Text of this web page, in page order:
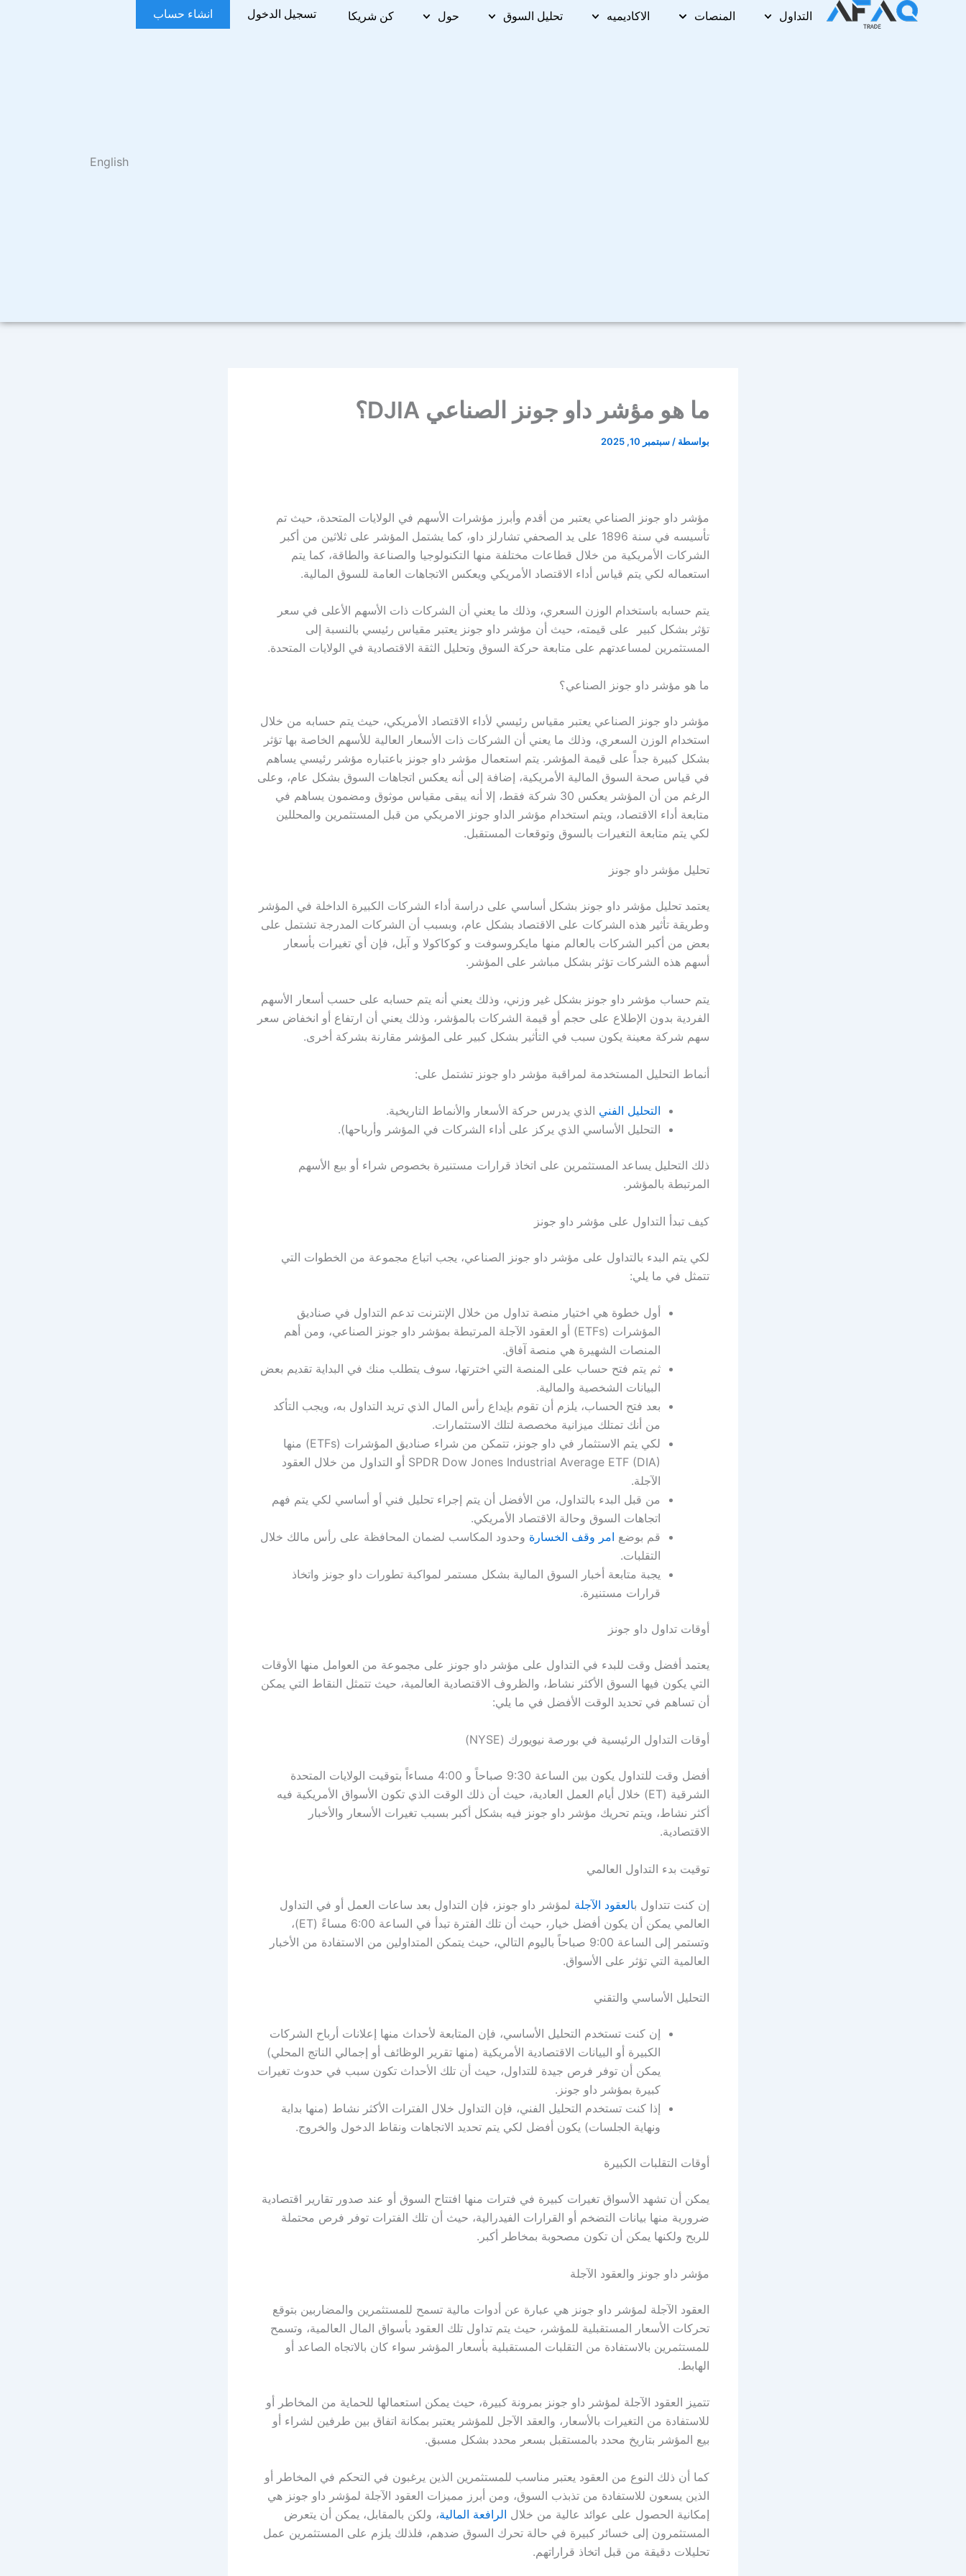
التداول المنصات الاكاديميه تحليل السوق حول كن شريكا تسجيل الدخول انشاء حساب
English
ما هو مؤشر داو جونز الصناعي DJIA؟
بواسطة / سبتمبر 10, 2025
مؤشر داو جونز الصناعي يعتبر من أقدم وأبرز مؤشرات الأسهم في الولايات المتحدة، حيث تم
تأسيسه في سنة 1896 على يد الصحفي تشارلز داو، كما يشتمل المؤشر على ثلاثين من أكبر
الشركات الأمريكية من خلال قطاعات مختلفة منها التكنولوجيا والصناعة والطاقة، كما يتم
استعماله لكي يتم قياس أداء الاقتصاد الأمريكي ويعكس الاتجاهات العامة للسوق المالية.
يتم حسابه باستخدام الوزن السعري، وذلك ما يعني أن الشركات ذات الأسهم الأعلى في سعر
تؤثر بشكل كبير على قيمته، حيث أن مؤشر داو جونز يعتبر مقياس رئيسي بالنسبة إلى
المستثمرين لمساعدتهم على متابعة حركة السوق وتحليل الثقة الاقتصادية في الولايات المتحدة.
ما هو مؤشر داو جونز الصناعي؟
مؤشر داو جونز الصناعي يعتبر مقياس رئيسي لأداء الاقتصاد الأمريكي، حيث يتم حسابه من خلال
استخدام الوزن السعري، وذلك ما يعني أن الشركات ذات الأسعار العالية للأسهم الخاصة بها تؤثر
بشكل كبيرة جداً على قيمة المؤشر. يتم استعمال مؤشر داو جونز باعتباره مؤشر رئيسي يساهم
في قياس صحة السوق المالية الأمريكية، إضافة إلى أنه يعكس اتجاهات السوق بشكل عام، وعلى
الرغم من أن المؤشر يعكس 30 شركة فقط، إلا أنه يبقى مقياس موثوق ومضمون يساهم في
متابعة أداء الاقتصاد، ويتم استخدام مؤشر الداو جونز الامريكي من قبل المستثمرين والمحللين
لكي يتم متابعة التغيرات بالسوق وتوقعات المستقبل.
تحليل مؤشر داو جونز
يعتمد تحليل مؤشر داو جونز بشكل أساسي على دراسة أداء الشركات الكبيرة الداخلة في المؤشر
وطريقة تأثير هذه الشركات على الاقتصاد بشكل عام، وبسبب أن الشركات المدرجة تشتمل على
بعض من أكبر الشركات بالعالم منها مايكروسوفت و كوكاكولا و آبل، فإن أي تغيرات بأسعار
أسهم هذه الشركات تؤثر بشكل مباشر على المؤشر.
يتم حساب مؤشر داو جونز بشكل غير وزني، وذلك يعني أنه يتم حسابه على حسب أسعار الأسهم
الفردية بدون الإطلاع على حجم أو قيمة الشركات بالمؤشر، وذلك يعني أن ارتفاع أو انخفاض سعر
سهم شركة معينة يكون سبب في التأثير بشكل كبير على المؤشر مقارنة بشركة أخرى.
أنماط التحليل المستخدمة لمراقبة مؤشر داو جونز تشتمل على:
التحليل الفني الذي يدرس حركة الأسعار والأنماط التاريخية.
التحليل الأساسي الذي يركز على أداء الشركات في المؤشر وأرباحها).
ذلك التحليل يساعد المستثمرين على اتخاذ قرارات مستنيرة بخصوص شراء أو بيع الأسهم
المرتبطة بالمؤشر.
كيف تبدأ التداول على مؤشر داو جونز
لكي يتم البدء بالتداول على مؤشر داو جونز الصناعي، يجب اتباع مجموعة من الخطوات التي
تتمثل في ما يلي:
أول خطوة هي اختيار منصة تداول من خلال الإنترنت تدعم التداول في صناديق
المؤشرات (ETFs) أو العقود الآجلة المرتبطة بمؤشر داو جونز الصناعي، ومن أهم
المنصات الشهيرة هي منصة آفاق.
ثم يتم فتح حساب على المنصة التي اخترتها، سوف يتطلب منك في البداية تقديم بعض
البيانات الشخصية والمالية.
بعد فتح الحساب، يلزم أن تقوم بإيداع رأس المال الذي تريد التداول به، ويجب التأكد
من أنك تمتلك ميزانية مخصصة لتلك الاستثمارات.
لكي يتم الاستثمار في داو جونز، تتمكن من شراء صناديق المؤشرات (ETFs) منها
SPDR Dow Jones Industrial Average ETF (DIA) أو التداول من خلال العقود
الآجلة.
من قبل البدء بالتداول، من الأفضل أن يتم إجراء تحليل فني أو أساسي لكي يتم فهم
اتجاهات السوق وحالة الاقتصاد الأمريكي.
قم بوضع امر وقف الخسارة وحدود المكاسب لضمان المحافظة على رأس مالك خلال
التقلبات.
يجبة متابعة أخبار السوق المالية بشكل مستمر لمواكبة تطورات داو جونز واتخاذ
قرارات مستنيرة.
أوقات تداول داو جونز
يعتمد أفضل وقت للبدء في التداول على مؤشر داو جونز على مجموعة من العوامل منها الأوقات
التي يكون فيها السوق الأكثر نشاط، والظروف الاقتصادية العالمية، حيث تتمثل النقاط التي يمكن
أن تساهم في تحديد الوقت الأفضل في ما يلي:
أوقات التداول الرئيسية في بورصة نيويورك (NYSE)
أفضل وقت للتداول يكون بين الساعة 9:30 صباحاً و 4:00 مساءاً بتوقيت الولايات المتحدة
الشرقية (ET) خلال أيام العمل العادية، حيث أن ذلك الوقت الذي تكون الأسواق الأمريكية فيه
أكثر نشاط، ويتم تحريك مؤشر داو جونز فيه بشكل أكبر بسبب تغيرات الأسعار والأخبار
الاقتصادية.
توقيت بدء التداول العالمي
إن كنت تتداول بالعقود الآجلة لمؤشر داو جونز، فإن التداول بعد ساعات العمل أو في التداول
العالمي يمكن أن يكون أفضل خيار، حيث أن تلك الفترة تبدأ في الساعة 6:00 مساءً (ET)،
وتستمر إلى الساعة 9:00 صباحاً باليوم التالي، حيث يتمكن المتداولين من الاستفادة من الأخبار
العالمية التي تؤثر على الأسواق.
التحليل الأساسي والتقني
إن كنت تستخدم التحليل الأساسي، فإن المتابعة لأحداث منها إعلانات أرباح الشركات
الكبيرة أو البيانات الاقتصادية الأمريكية (منها تقرير الوظائف أو إجمالي الناتج المحلي)
يمكن أن توفر فرص جيدة للتداول، حيث أن تلك الأحداث تكون سبب في حدوث تغيرات
كبيرة بمؤشر داو جونز.
إذا كنت تستخدم التحليل الفني، فإن التداول خلال الفترات الأكثر نشاط (منها بداية
ونهاية الجلسات) يكون أفضل لكي يتم تحديد الاتجاهات ونقاط الدخول والخروج.
أوقات التقلبات الكبيرة
يمكن أن تشهد الأسواق تغيرات كبيرة في فترات منها افتتاح السوق أو عند صدور تقارير اقتصادية
ضرورية منها بيانات التضخم أو القرارات الفيدرالية، حيث أن تلك الفترات توفر فرص محتملة
للربح ولكنها يمكن أن تكون مصحوبة بمخاطر أكبر.
مؤشر داو جونز والعقود الآجلة
العقود الآجلة لمؤشر داو جونز هي عبارة عن أدوات مالية تسمح للمستثمرين والمضاربين بتوقع
تحركات الأسعار المستقبلية للمؤشر، حيث يتم تداول تلك العقود بأسواق المال العالمية، وتسمح
للمستثمرين بالاستفادة من التقلبات المستقبلية بأسعار المؤشر سواء كان بالاتجاه الصاعد أو
الهابط.
تتميز العقود الآجلة لمؤشر داو جونز بمرونة كبيرة، حيث يمكن استعمالها للحماية من المخاطر أو
للاستفادة من التغيرات بالأسعار، والعقد الآجل للمؤشر يعتبر بمكانة اتفاق بين طرفين لشراء أو
بيع المؤشر بتاريخ محدد بالمستقبل بسعر محدد بشكل مسبق.
كما أن ذلك النوع من العقود يعتبر مناسب للمستثمرين الذين يرغبون في التحكم في المخاطر أو
الذين يسعون للاستفادة من تذبذب السوق، ومن أبرز مميزات العقود الآجلة لمؤشر داو جونز هي
إمكانية الحصول على عوائد عالية من خلال الرافعة المالية، ولكن بالمقابل، يمكن أن يتعرض
المستثمرون إلى خسائر كبيرة في حالة تحرك السوق ضدهم، فلذلك يلزم على المستثمرين عمل
تحليلات دقيقة من قبل اتخاذ قراراتهم.